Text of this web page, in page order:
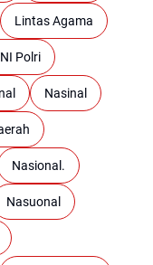
Lintas Agama
Polri
Nasinal
Nasional.
Nasuonal